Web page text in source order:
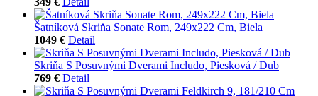
Šatníková Skriňa Sonate Rom, 249x222 Cm, Biela
1049 € Detail
Skriňa S Posuvnými Dverami Includo, Piesková / Dub
769 € Detail